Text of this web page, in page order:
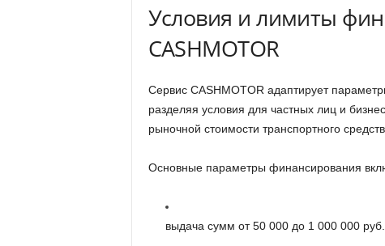
Условия и лимиты
CASHMOTOR
Сервис CASHMOTOR адаптирует
разделяя условия для частных лиц и
рыночной стоимости транспортного
Основные параметры финансирования
выдача сумм от 50 000 до 1 000 000